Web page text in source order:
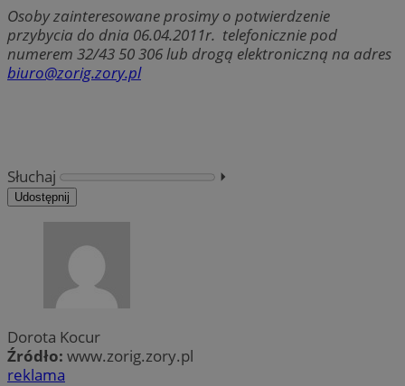
Osoby zainteresowane prosimy o potwierdzenie
przybycia do dnia 06.04.2011r. telefonicznie pod
numerem 32/43 50 306 lub drogą elektroniczną na adres
biuro@zorig.zory.pl
Słuchaj ⏵︎
Udostępnij
Dorota Kocur
Źródło: www.zorig.zory.pl
reklama